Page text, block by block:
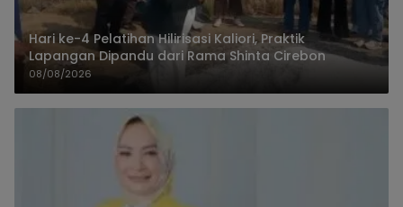
Hari ke-4 Pelatihan Hilirisasi Kaliori, Praktik
Lapangan Dipandu dari Rama Shinta Cirebon
08/08/2026